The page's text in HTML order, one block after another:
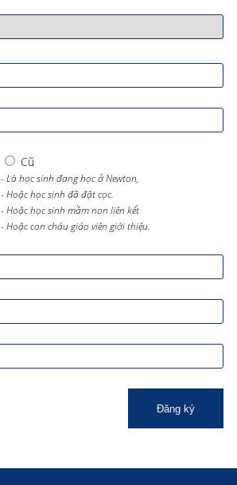
Cũ
- Là học sinh đang học ở Newton,
- Hoặc học sinh đã đặt cọc.
- Hoặc học sinh mầm non liên kết
- Hoặc con cháu giáo viên giới thiệu.
Đăng ký